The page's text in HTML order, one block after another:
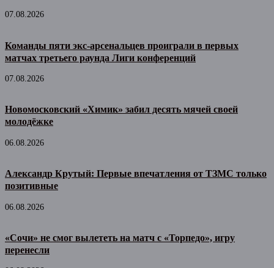
07.08.2026
Команды пяти экс-арсенальцев проиграли в первых
матчах третьего раунда Лиги конференций
07.08.2026
Новомосковский «Химик» забил десять мячей своей
молодёжке
06.08.2026
Александр Крутый: Первые впечатления от ТЗМС только
позитивные
06.08.2026
«Сочи» не смог вылететь на матч с «Торпедо», игру
перенесли